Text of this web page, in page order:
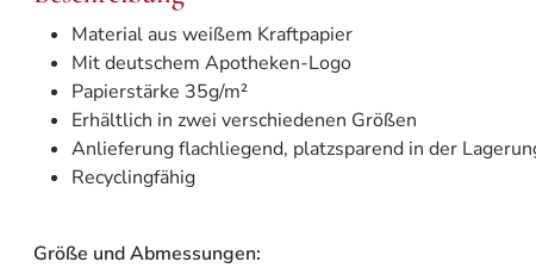
Material aus weißem Kraftpapier
Mit deutschem Apotheken-Logo
Papierstärke 35g/m²
Erhältlich in zwei verschiedenen Größen
Anlieferung flachliegend, platzsparend in der
Recyclingfähig
Größe und Abmessungen: